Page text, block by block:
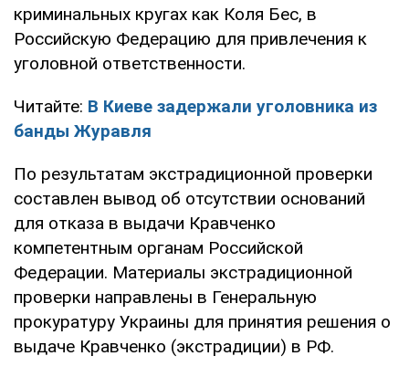
криминальных кругах как Коля Бес, в
Российскую Федерацию для привлечения к
уголовной ответственности.
Читайте: В Киеве задержали уголовника из
банды Журавля
По результатам экстрадиционной проверки
составлен вывод об отсутствии оснований
для отказа в выдачи Кравченко
компетентным органам Российской
Федерации. Материалы экстрадиционной
проверки направлены в Генеральную
прокуратуру Украины для принятия решения о
выдаче Кравченко (экстрадиции) в РФ.